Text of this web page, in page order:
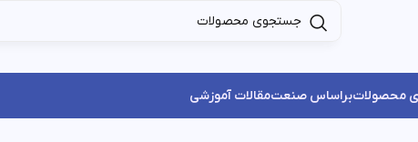
محصولاتبراساس صنعتمقالات آموزشی